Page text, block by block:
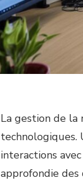
La gestion de la
interactions
approfondie